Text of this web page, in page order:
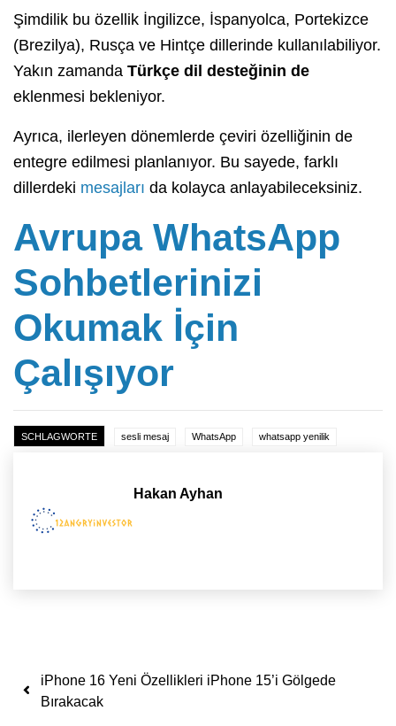
Şimdilik bu özellik İngilizce, İspanyolca, Portekizce
(Brezilya), Rusça ve Hintçe dillerinde kullanılabiliyor.
Yakın zamanda Türkçe dil desteğinin de
eklenmesi bekleniyor.
Ayrıca, ilerleyen dönemlerde çeviri özelliğinin de
entegre edilmesi planlanıyor. Bu sayede, farklı
dillerdeki mesajları da kolayca anlayabileceksiniz.
Avrupa WhatsApp
Sohbetlerinizi
Okumak İçin
Çalışıyor
SCHLAGWORTE sesli mesaj WhatsApp whatsapp yenilik
Hakan Ayhan
Yazı dolaşımı
iPhone 16 Yeni Özellikleri iPhone 15’i Gölgede
Bırakacak